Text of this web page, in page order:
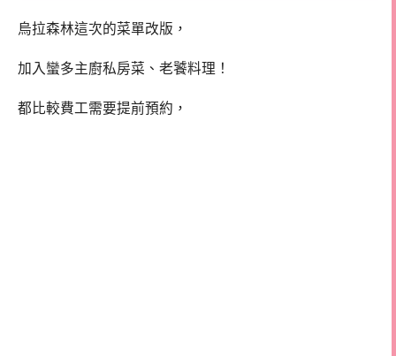
烏拉森林這次的菜單改版，
加入蠻多主廚私房菜、老饕料理！
都比較費工需要提前預約，